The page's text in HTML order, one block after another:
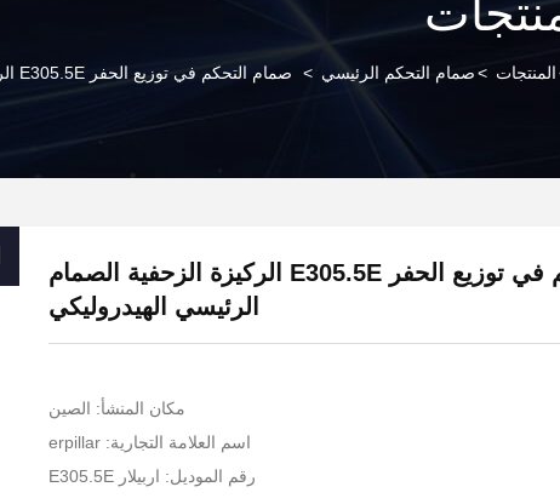
المنتجات >صمام التحكم الرئيسي > صمام التحكم في توزيع الحفر E305.5E الركيزة الزحفية الصمام الرئيسي الهيدروليكي
صمام التحكم في توزيع الحفر E305.5E الركيزة الزحفية الصمام
الرئيسي الهيدروليكي
مكان المنشأ: الصين
اسم العلامة التجارية: erpillar
رقم الموديل: اربيلار E305.5E